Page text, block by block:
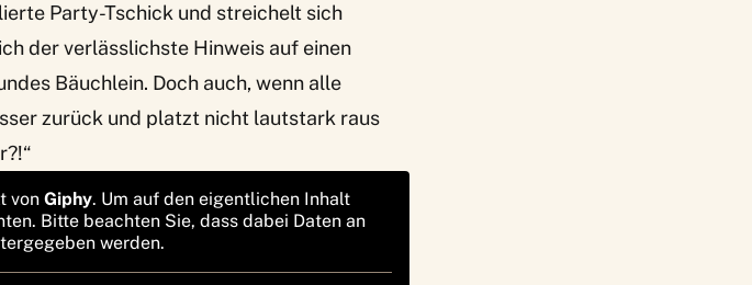
Party-Tschick und streichelt sich
der verlässlichste Hinweis auf einen
Bäuchlein. Doch auch, wenn alle
zurück und platzt nicht lautstark raus
von Giphy. Um auf den eigentlichen Inhalt
Bitte beachten Sie, dass dabei Daten an
werden.